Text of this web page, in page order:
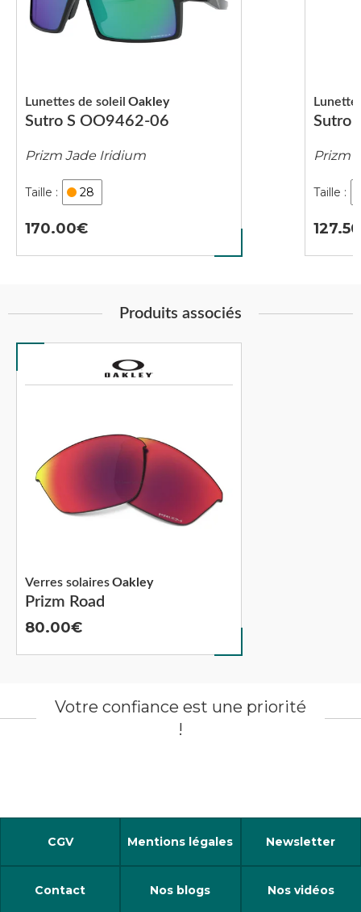
Sutro S OO9462-06
Lunettes de soleil Oakley
Prizm Jade Iridium
28
170.00
Sutro
Prizm
127.50
Produits associés
Prizm Road
Verres solairesOakley
80.00
Votre confiance est une priorité
!
CGV Mentions légales Newsletter
Contact Nos blogs Nos vidéos